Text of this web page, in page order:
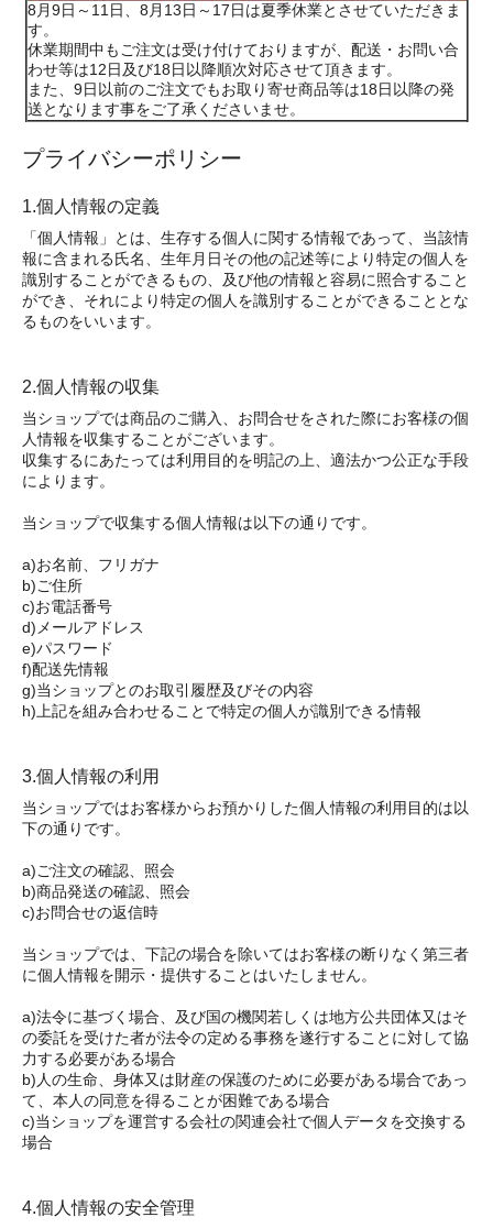
8月9日～11日、8月13日～17日は夏季休業とさせていただきま
す。
休業期間中もご注文は受け付けておりますが、配送・お問い合
わせ等は12日及び18日以降順次対応させて頂きます。
また、9日以前のご注文でもお取り寄せ商品等は18日以降の発
送となります事をご了承くださいませ。
プライバシーポリシー
1.個人情報の定義
「個人情報」とは、生存する個人に関する情報であって、当該情
報に含まれる氏名、生年月日その他の記述等により特定の個人を
識別することができるもの、及び他の情報と容易に照合すること
ができ、それにより特定の個人を識別することができることとな
るものをいいます。
2.個人情報の収集
当ショップでは商品のご購入、お問合せをされた際にお客様の個
人情報を収集することがございます。
収集するにあたっては利用目的を明記の上、適法かつ公正な手段
によります。
当ショップで収集する個人情報は以下の通りです。
a)お名前、フリガナ
b)ご住所
c)お電話番号
d)メールアドレス
e)パスワード
f)配送先情報
g)当ショップとのお取引履歴及びその内容
h)上記を組み合わせることで特定の個人が識別できる情報
3.個人情報の利用
当ショップではお客様からお預かりした個人情報の利用目的は以
下の通りです。
a)ご注文の確認、照会
b)商品発送の確認、照会
c)お問合せの返信時
当ショップでは、下記の場合を除いてはお客様の断りなく第三者
に個人情報を開示・提供することはいたしません。
a)法令に基づく場合、及び国の機関若しくは地方公共団体又はそ
の委託を受けた者が法令の定める事務を遂行することに対して協
力する必要がある場合
b)人の生命、身体又は財産の保護のために必要がある場合であっ
て、本人の同意を得ることが困難である場合
c)当ショップを運営する会社の関連会社で個人データを交換する
場合
4.個人情報の安全管理